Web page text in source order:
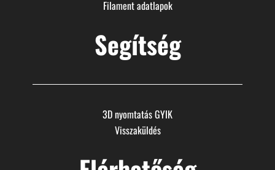
Filament adatlapok
Segítség
3D nyomtatás GYIK
Visszaküldés